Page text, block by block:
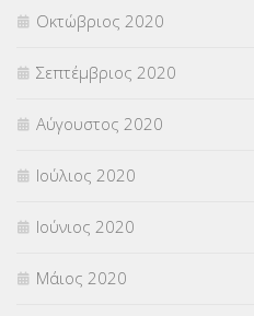
Οκτώβριος 2020
Σεπτέμβριος 2020
Αύγουστος 2020
Ιούλιος 2020
Ιούνιος 2020
Μάιος 2020